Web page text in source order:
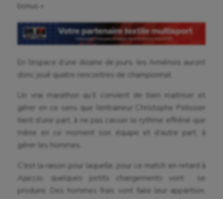
bonus ».
En l’espace d’une dizaine de jours, les Amiénois auront
donc joué quatre rencontres de championnat.
Un vrai marathon qu’il convient de bien maitriser et
gérer en ce sens que l’entraineur Christophe Pelissier
tient d’une part, à ne pas casser le rythme effréné que
mène en ce moment son équipe et d’autre part, à
gérer les hommes.
C’est la raison pour laquelle, pour ce match en retard à
Ajaccio, quelques petits changements vont se
produire. Des hommes frais vont faire leur apparition,